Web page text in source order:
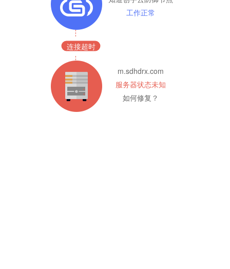
工作正常
连接超时
m.sdhdrx.com
服务器状态未知
如何修复？